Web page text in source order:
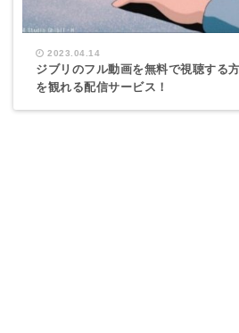
2023.04.14
ジブリのフル動画を無料で視聴する
を観れる配信サービス！